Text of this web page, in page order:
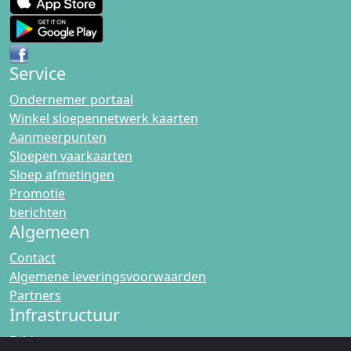
Service
Ondernemer portaal
Winkel sloepennetwerk kaarten
Aanmeerpunten
Sloepen vaarkaarten
Sloep afmetingen
Promotie
berichten
Algemeen
Contact
Algemene leveringsvoorwaarden
Partners
Infrastructuur
Bridges